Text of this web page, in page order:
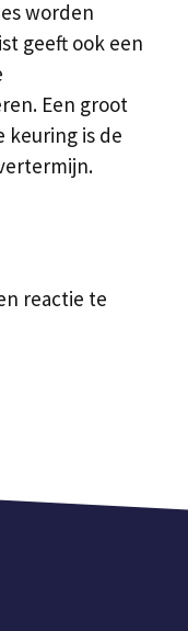
worden
geeft ook een
Een groot
keuring is de
reactie te